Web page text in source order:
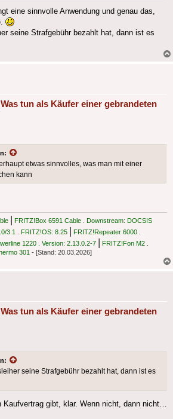
eine sinnvolle Anwendung und genau das,
seine Strafgebühr bezahlt hat, dann ist es
tun als Käufer einer gebrandeten
etwas sinnvolles, was man mit einer
kann
FRITZ!Box 6591 Cable . Downstream: DOCSIS
3.1 . FRITZ!OS: 8.25
FRITZ!Repeater 6000 .
1220 . Version: 2.13.0.2-7
FRITZ!Fon M2 .
301 - [Stand: 20.03.2026]
tun als Käufer einer gebrandeten
seine Strafgebühr bezahlt hat, dann ist es
Kaufvertrag gibt, klar. Wenn nicht, dann nicht…